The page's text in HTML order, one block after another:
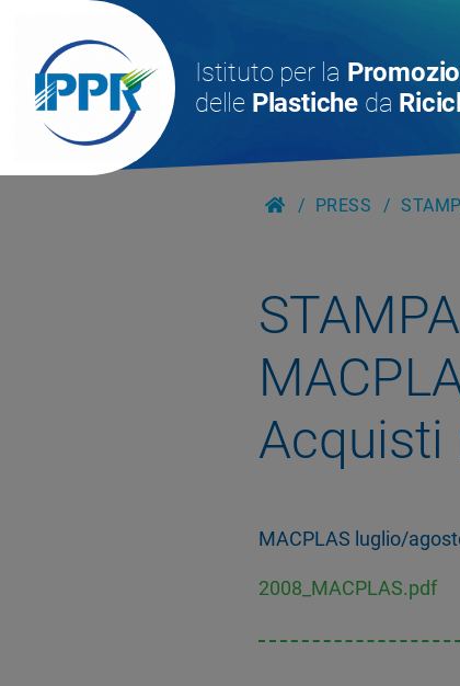
Istituto per la
delle Plastiche da
PRESS
STAMPA
Acquisti
MACPLAS luglio/
2008_MACPLAS.pdf